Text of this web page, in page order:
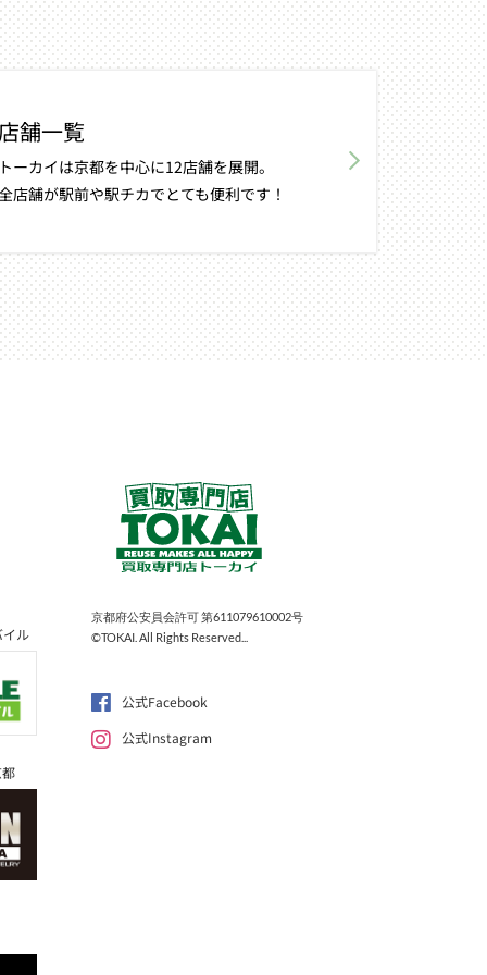
舗一覧
ーカイは京都を中心に12店舗を展開。
店舗が駅前や駅チカでとても便利です！
イル
京都府公安員会許可 第611079610002号
©TOKAI. All Rights Reserved...
公式Facebook
公式Instagram